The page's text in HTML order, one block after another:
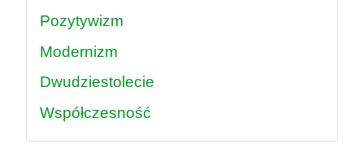
Pozytywizm
Modernizm
Dwudziestolecie
Współczesność